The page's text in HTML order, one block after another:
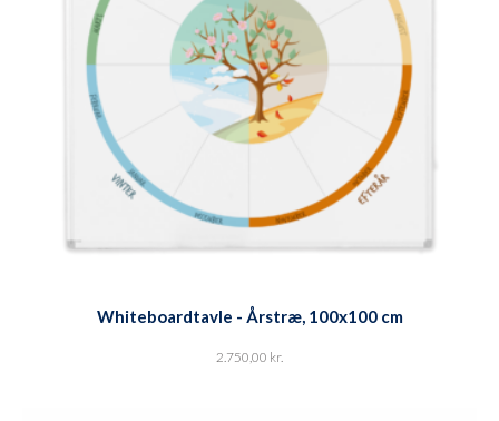
Whiteboardtavle - Årstræ, 100x100 cm
2.750,00 kr.